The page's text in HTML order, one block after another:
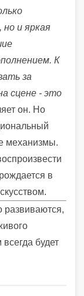
но и яркая
К
за
сцене - это
он. Но
механизмы.
в
развиваются,
будет